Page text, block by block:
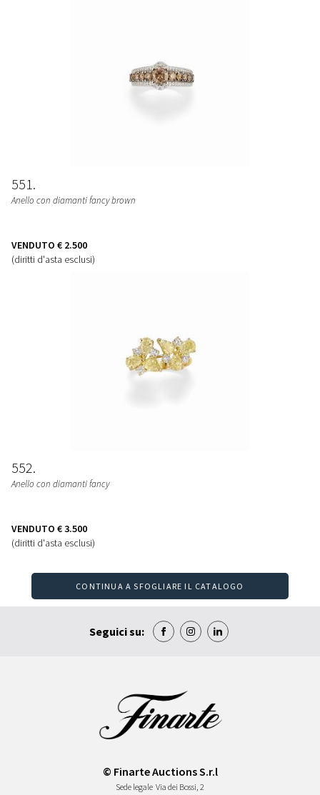
551
Anello con diamanti fancy brown
VENDUTO € 2.500
(diritti d'asta esclusi)
552
Anello con diamanti fancy
VENDUTO € 3.500
(diritti d'asta esclusi)
CONTINUA A SFOGLIARE IL CATALOGO
Seguici su:
© Finarte Auctions S.r.l
Sede legale Via dei Bossi, 2